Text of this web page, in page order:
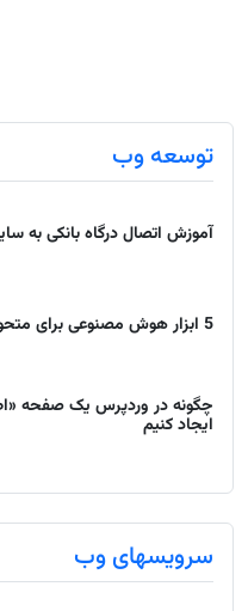
توسعه وب
آموزش اتصال درگاه بانکی به
5 ابزار هوش مصنوعی برای متحول کردن ووکامرس
چگونه در وردپرس یک صفحه
ایجاد کنیم
سرویسهای وب